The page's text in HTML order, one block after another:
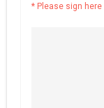
* Please sign here